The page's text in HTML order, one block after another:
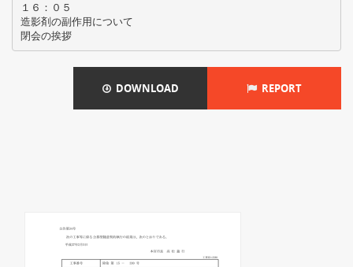
１６：０５
造影剤の副作用について
閉会の挨拶
DOWNLOAD REPORT